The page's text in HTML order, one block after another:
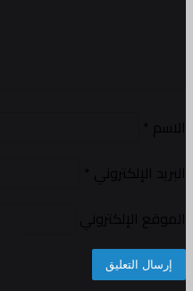
الاسم *
البريد الإلكتروني *
الموقع الإلكتروني